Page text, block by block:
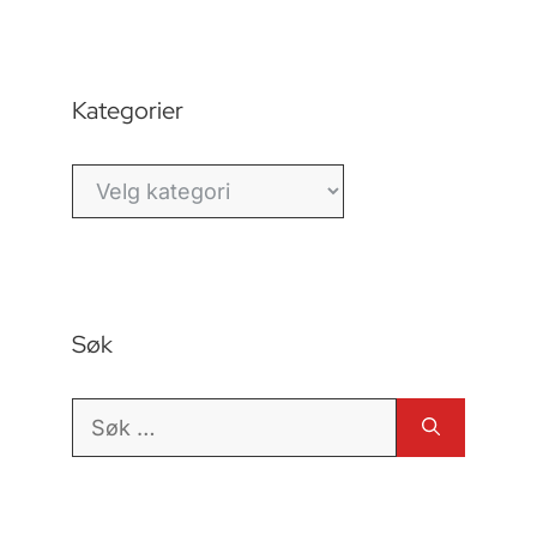
Kategorier
Kategorier
Søk
Søk